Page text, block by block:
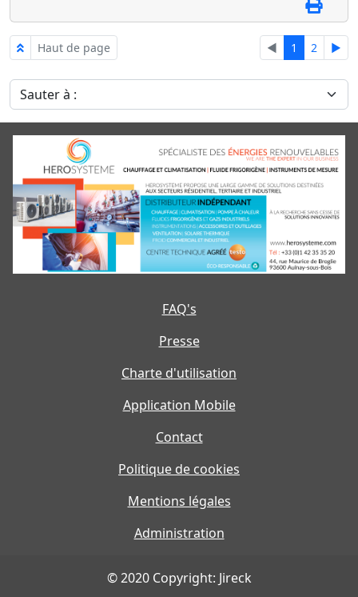
Haut de page ◄ 1 2 ►
Sauter à :
FAQ's
Presse
Charte d'utilisation
Application Mobile
Contact
Politique de cookies
Mentions légales
Administration
© 2020 Copyright: Jireck